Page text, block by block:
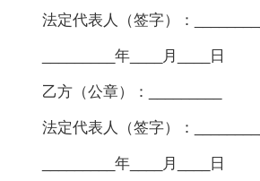
法定代表人（签字）：_________
_________年____月____日
乙方（公章）：_________
法定代表人（签字）：_________
_________年____月____日